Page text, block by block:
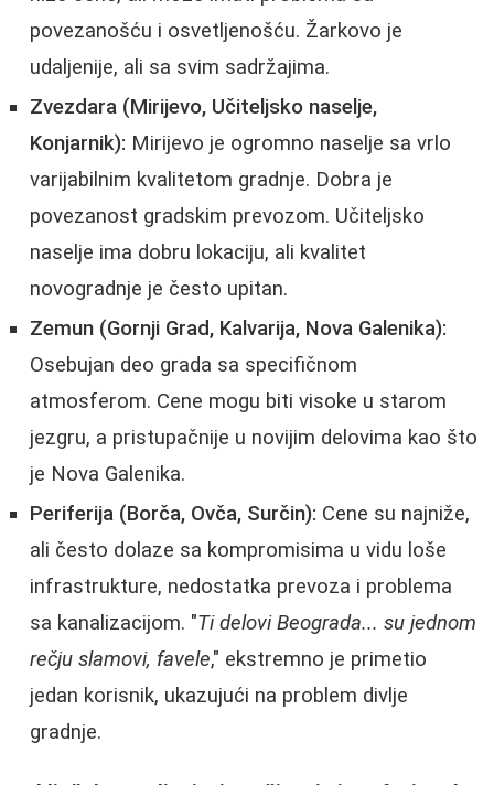
povezanošću i osvetljenošću. Žarkovo je
udaljenije, ali sa svim sadržajima.
Zvezdara (Mirijevo, Učiteljsko naselje,
Konjarnik): Mirijevo je ogromno naselje sa vrlo
varijabilnim kvalitetom gradnje. Dobra je
povezanost gradskim prevozom. Učiteljsko
naselje ima dobru lokaciju, ali kvalitet
novogradnje je često upitan.
Zemun (Gornji Grad, Kalvarija, Nova Galenika):
Osebujan deo grada sa specifičnom
atmosferom. Cene mogu biti visoke u starom
jezgru, a pristupačnije u novijim delovima kao što
je Nova Galenika.
Periferija (Borča, Ovča, Surčin): Cene su najniže,
ali često dolaze sa kompromisima u vidu loše
infrastrukture, nedostatka prevoza i problema
sa kanalizacijom. "Ti delovi Beograda... su jednom
rečju slamovi, favele," ekstremno je primetio
jedan korisnik, ukazujući na problem divlje
gradnje.